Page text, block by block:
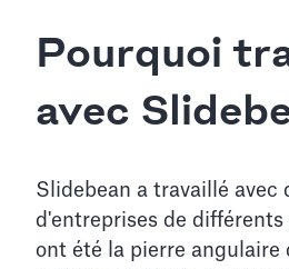
Pourquoi
avec
Slidebean a travaillé avec
d'entreprises de différents
ont été la pierre angulaire